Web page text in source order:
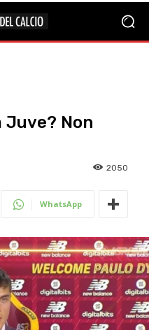
Juve? Non
2050
WhatsApp